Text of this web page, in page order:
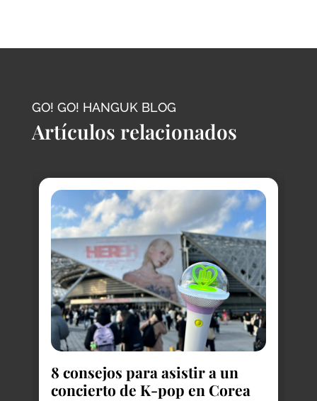
GO! GO! HANGUK BLOG
Artículos relacionados
8 consejos para asistir a un
concierto de K-pop en Corea